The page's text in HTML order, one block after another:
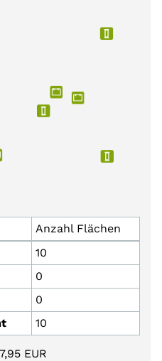
Anzahl Flächen
10
0
0
10
EUR